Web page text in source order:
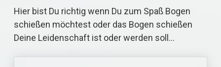
Hier bist Du richtig wenn Du zum Spaß Bogen
schießen möchtest oder das Bogen schießen
Deine Leidenschaft ist oder werden soll…